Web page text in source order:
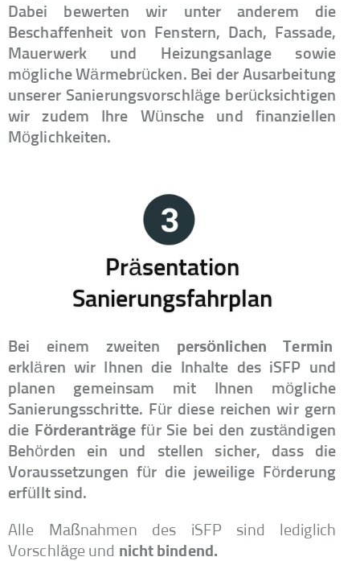
Dabei bewerten wir unter anderem die
Beschaffenheit von Fenstern, Dach, Fassade,
Mauerwerk und Heizungsanlage sowie
mögliche Wärmebrücken. Bei der Ausarbeitung
unserer Sanierungsvorschläge berücksichtigen
wir zudem Ihre Wünsche und finanziellen
Möglichkeiten.
Präsentation
Sanierungsfahrplan
Bei einem zweiten persönlichen Termin
erklären wir Ihnen die Inhalte des iSFP und
planen gemeinsam mit Ihnen mögliche
Sanierungsschritte. Für diese reichen wir gern
die Förderanträgefür Sie bei den zuständigen
Behörden ein und stellen sicher, dass die
Voraussetzungen für die jeweilige Förderung
erfüllt sind.
Alle Maßnahmen des iSFP sind lediglich
Vorschläge und nicht bindend.